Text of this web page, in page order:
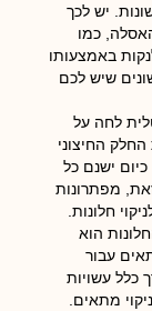
יש לכך
כמו
באמצעותו
שיש לכם
לחה על
החיצוני
ישנם כל
מפתרונות
חלונות.
הוא
עבור
כלל עשויות
מתאים.